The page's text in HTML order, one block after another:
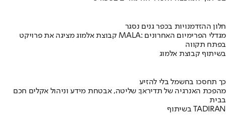
חלון ההזדמנויות בכפר גנים נסגר
קבוצת אלמוג מציגה את פרויקט MALA: מגדלי הפרימיום האחרונים
בפתח תקווה
בשיתוף קבוצת אלמוג
כך תחסכו בחשמל בלי להזיע
מהפכת האנרגיה של תדיראן: שליטה, אבטחת מידע וניהול אקלים חכם
בבית
בשיתוף TADIRAN